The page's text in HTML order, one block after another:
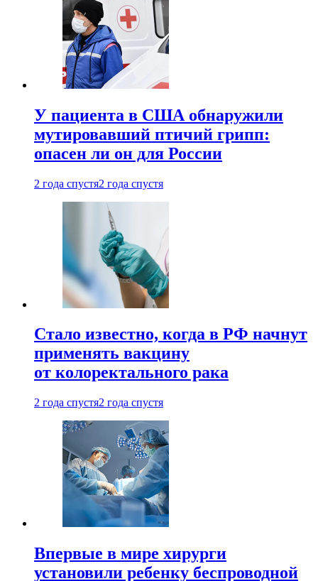
У пациента в США обнаружили
мутировавший птичий грипп:
опасен ли он для России
2 года спустя2 года спустя
Стало известно, когда в РФ начнут
применять вакцину
от колоректального рака
2 года спустя2 года спустя
Впервые в мире хирурги
установили ребенку беспроводной